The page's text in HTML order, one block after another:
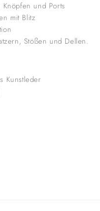
und Ports
mit Blitz
Stößen und Dellen.
Kunstleder